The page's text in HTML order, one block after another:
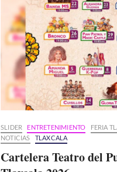
SLIDER ENTRETENIMIENTO
FERIA
NOTICIAS
TLAXCALA
Cartelera Teatro del